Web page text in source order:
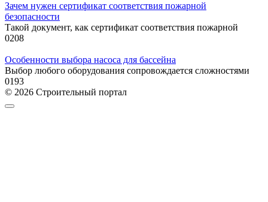
Зачем нужен сертификат соответствия пожарной
безопасности
Такой документ, как сертификат соответствия пожарной
0208
Особенности выбора насоса для бассейна
Выбор любого оборудования сопровождается сложностями
0193
© 2026 Строительный портал